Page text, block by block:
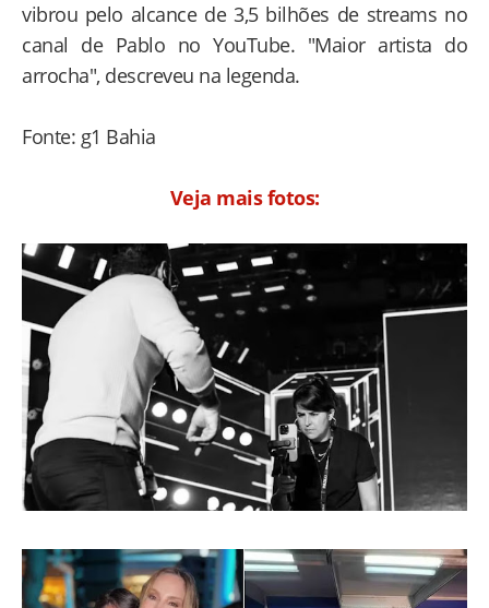
vibrou pelo alcance de 3,5 bilhões de streams no
canal de Pablo no YouTube. "Maior artista do
arrocha", descreveu na legenda.
Fonte: g1 Bahia
Veja mais fotos: